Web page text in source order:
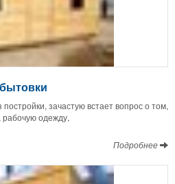
зачастую встает вопрос о том,
рабочую одежду,
Подробнее